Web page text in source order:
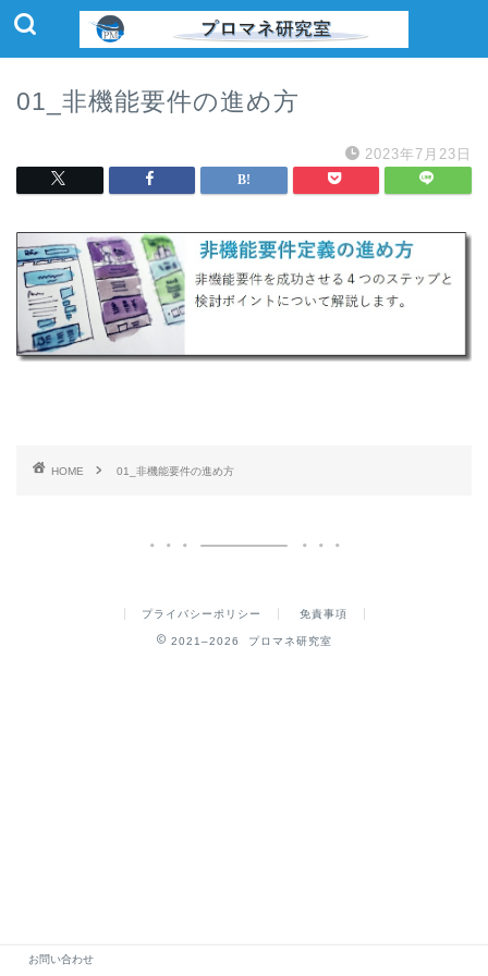
01_非機能要件の進め方
2023年7月23日
HOME 01_非機能要件の進め方
プライバシーポリシー 免責事項
2021–2026 プロマネ研究室
お問い合わせ